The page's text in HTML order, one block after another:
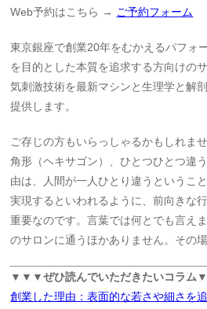
Web予約はこちら → ご予約フォーム
東京銀座で創業20年をむかえるパフォ
を目的とした本質を追求する方向けの
気刺激技術を最新マシンと生理学と解
提供します。
ご存じの方もいらっしゃるかもしれま
角形（ヘキサゴン）、ひとつひとつ違
由は、人間が一人ひとり違うというこ
実現するといわれるように、前向きな
重要なのです。言葉では何とでも言え
のサロンに通うほかありません。その
▼▼▼ぜひ読んでいただきたいコラ
創業した理由：表面的な若さや細さを